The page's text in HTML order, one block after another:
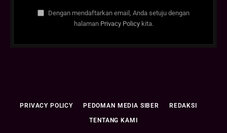
Dengan mendaftarkan email, Anda setuju dengan
halaman Privacy Policykita.
PRIVACY POLICY PEDOMAN MEDIA SIBER REDAKSI
TENTANG KAMI